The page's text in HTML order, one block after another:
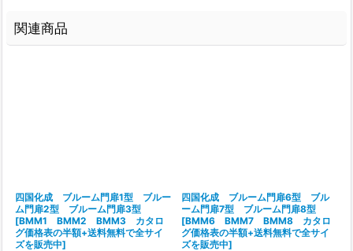
関連商品
四国化成 ブルーム門扉1型 ブルー
ム門扉2型 ブルーム門扉3型
[BMM1 BMM2 BMM3 カタロ
グ価格表の半額+送料無料で全サイ
ズを販売中]
四国化成 ブルーム門扉6型 ブル
ーム門扉7型 ブルーム門扉8型
[BMM6 BMM7 BMM8 カタロ
グ価格表の半額+送料無料で全サイ
ズを販売中]